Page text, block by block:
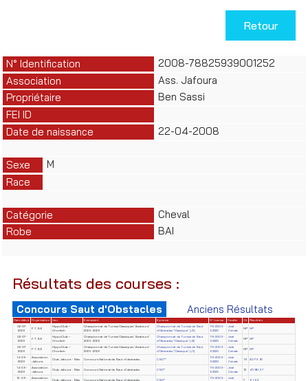
Retour
N° Identification
2008-78825939001252
Association
Ass. Jafoura
Propriétaire
Ben Sassi
FEI ID
Date de naissance
22-04-2008
Sexe
M
Race
Catégorie
Cheval
Robe
BAI
Résultats des courses :
Concours Saut d'Obstacles Anciens Résultats
Date début Organisateur Lieu Evènement Epreuve N° License Cavalier Clt
Résultats
02-07-
2026
F.T.S.E
HippoClub –
Chorfech
Championnat de Tunisie Classiques "Amateurs"
2025-2026
Championnat de Tunisie de Saut
d'Obstacles "Classique" (J3)
TN-2009-
62220
Jmal
Zeineb
NP NP
02-07-
2026
F.T.S.E
HippoClub –
Chorfech
Championnat de Tunisie Classiques "Amateurs"
2025-2026
Championnat de Tunisie de Saut
d'Obstacles "Classique" (J2)
TN-2009-
62220
Jmal
Zeineb
NP NP
02-07-
2026
F.T.S.E
HippoClub –
Chorfech
Championnat de Tunisie Classiques "Amateurs"
2025-2026
Championnat de Tunisie de Saut
d'Obstacles "Classique" (J1)
TN-2009-
62220
Jmal
Zeineb
NP NP
14-06-
2026
Association
Jafoura
Club Jafoura - Sfax Concours National de Saut d'obstacles CSO**
TN-2009-
62220
Jmal
Zeineb
16 20/79.81
14-06-
2026
Association
Jafoura
Club Jafoura - Sfax Concours National de Saut d'obstacles CSO*
TN-2009-
62220
Jmal
Zeineb
12 47/80.57
13-06-
Association
Club Jafoura - Sfax Concours National de Saut d'obstacles CSO*
TN-2009-
Jmal
7 61.63